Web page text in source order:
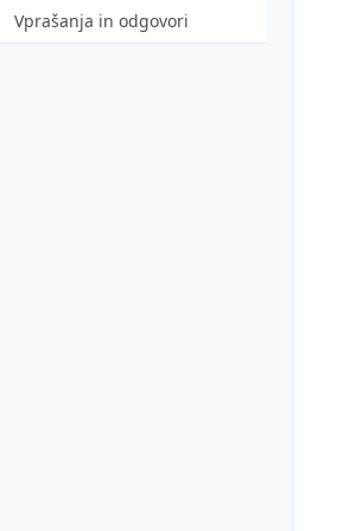
Postopek legalizacije
Vprašanja in odgovori